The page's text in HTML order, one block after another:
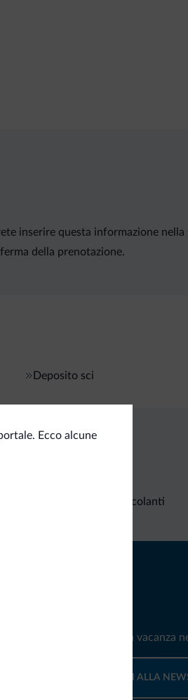
inserire questa informazione nella
della prenotazione.
Deposito sci
Ecco alcune
Richieste non vincolanti
e news per la tua vacanza
ISCRIVITI ALLA